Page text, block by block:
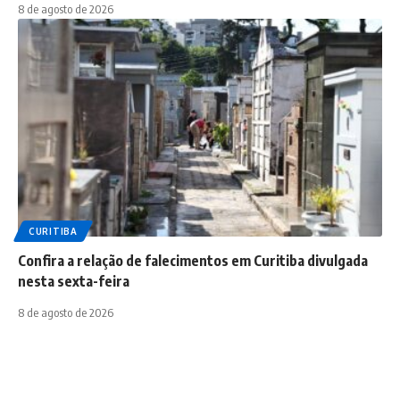
8 de agosto de 2026
CURITIBA
Confira a relação de falecimentos em Curitiba divulgada
nesta sexta-feira
8 de agosto de 2026